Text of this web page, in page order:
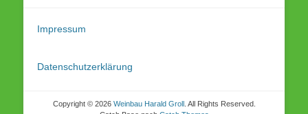
Impressum
Datenschutzerklärung
Copyright © 2026 Weinbau Harald Groll
. All Rights Reserved.